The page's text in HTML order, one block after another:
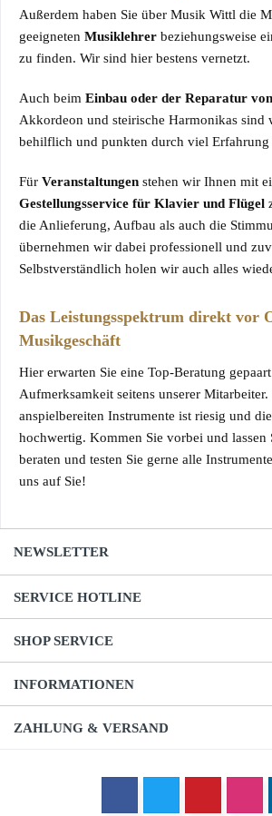
Außerdem haben Sie über Musik Wittl die
geeigneten Musiklehrer beziehungsweise
zu finden. Wir sind hier bestens vernetzt.
Auch beim Einbau oder der Reparatur
Akkordeon und steirische Harmonikas sind
behilflich und punkten durch viel
Für Veranstaltungen stehen wir Ihnen mit
Gestellungsservice für Klavier und Flügel
die Anlieferung, Aufbau als auch die
übernehmen wir dabei professionell und
Selbstverständlich holen wir auch alles
Das Leistungsspektrum direkt vor
Musikgeschäft
Hier erwarten Sie eine Top-Beratung
Aufmerksamkeit seitens unserer
anspielbereiten Instrumente ist riesig und
hochwertig. Kommen Sie vorbei und lassen
beraten und testen Sie gerne alle
uns auf Sie!
NEWSLETTER
SERVICE HOTLINE
SHOP SERVICE
INFORMATIONEN
ZAHLUNG & VERSAND